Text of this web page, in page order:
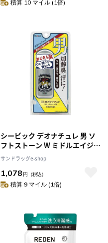
積算 10 マイル (1倍)
シービック デオナチュレ 男 ソ
フトストーン W ミドルエイジ
20g
サンドラッグe-shop
1,078 円 （税込）
積算 9 マイル (1倍)